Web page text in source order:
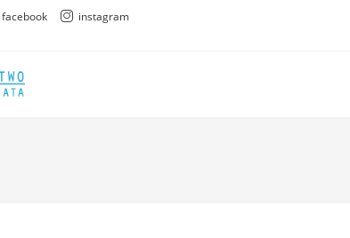
facebook instagram